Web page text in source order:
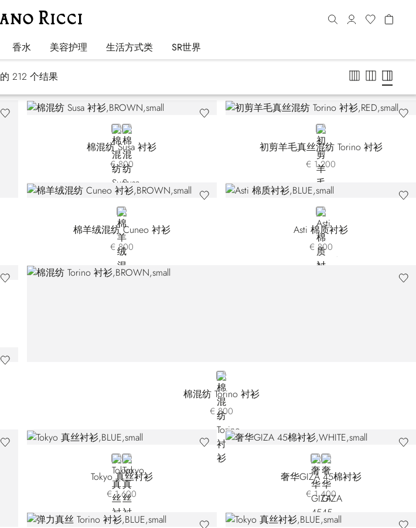
香水 美容护理 生活方式类 SR世界
衬衫
的 212 个结果
BROWN
BLUE
棉混纺 Susa 衬衫
€ 800
RED
初剪羊毛真丝混纺 Torino 衬衫
€ 1.200
BROWN
棉羊绒混纺 Cuneo 衬衫
€ 800
BLUE
Asti 棉质衬衫
€ 800
BROWN
棉混纺 Torino 衬衫
€ 800
BLUEBLACK
Tokyo 真丝衬衫
€ 1.600
WHITE
BLUE
奢华GIZA 45棉衬衫
€ 1.400